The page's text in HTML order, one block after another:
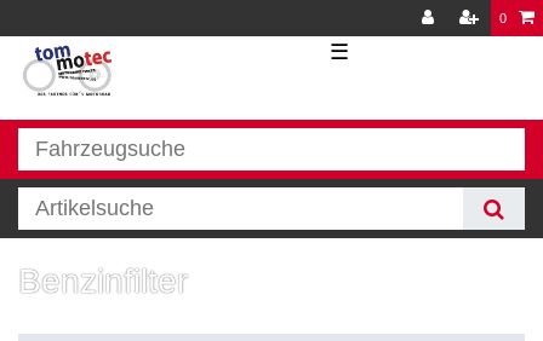
0
☰
Benzinfilter